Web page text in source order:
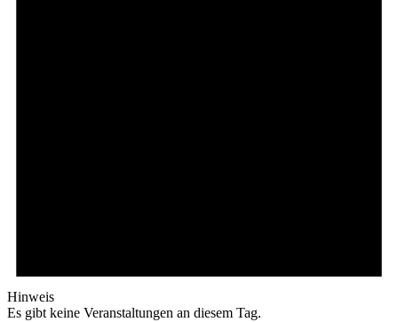
Hinweis
Es gibt keine Veranstaltungen an diesem Tag.